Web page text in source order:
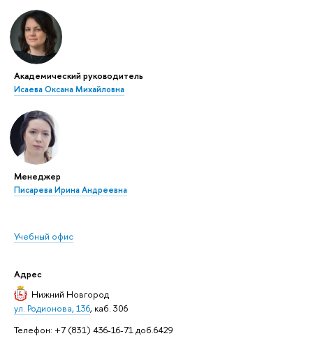
Академический руководитель
Исаева Оксана Михайловна
Менеджер
Писарева Ирина Андреевна
Учебный офис
Адрес
Нижний Новгород
ул. Родионова, 136, каб. 306
Телефон: +7 (831) 436-16-71 доб.6429